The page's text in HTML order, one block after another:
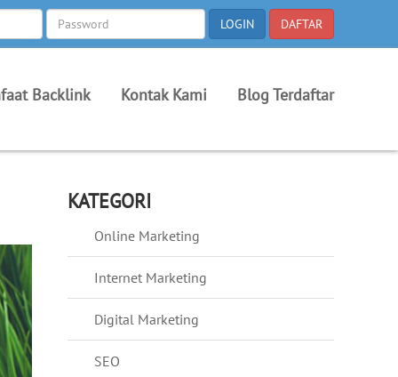
Backlink Kontak Kami Blog Terdaftar
KATEGORI
Online Marketing
Internet Marketing
Digital Marketing
SEO